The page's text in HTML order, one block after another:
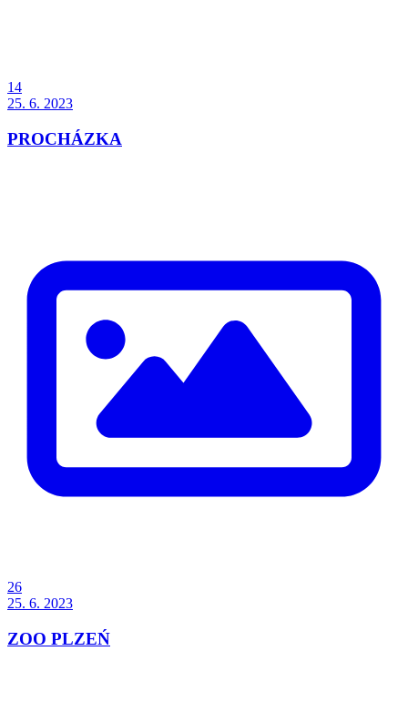
14
25. 6. 2023
PROCHÁZKA
26
25. 6. 2023
ZOO PLZEŃ